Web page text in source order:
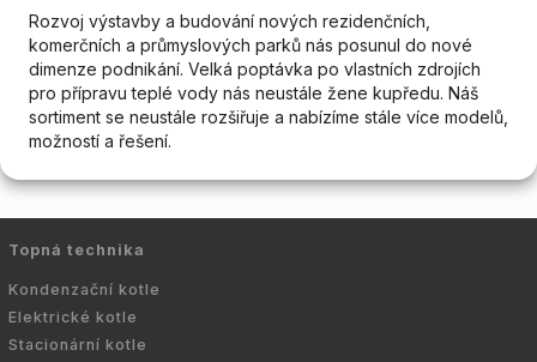
Rozvoj výstavby a budování nových rezidenčních,
komerčních a průmyslových parků nás posunul do nové
dimenze podnikání. Velká poptávka po vlastních zdrojích
pro přípravu teplé vody nás neustále žene kupředu. Náš
sortiment se neustále rozšiřuje a nabízíme stále více modelů,
možností a řešení.
Topná technika
Kondenzační kotle
Elektrické kotle
Stacionární kotle